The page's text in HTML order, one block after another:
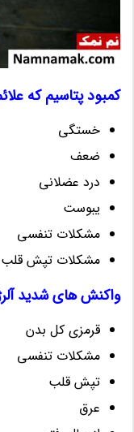
کمبود پتاسیم که
خستگی
ضعف
درد عضلانی
یبوست
مشکلات تنفسی
مشکلات تپش قلب
واکنش های شدید
قرمزی کل بدن
مشکلات تنفسی
تپش قلب
عرق